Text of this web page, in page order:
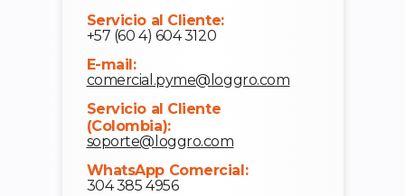
Servicio al Cliente:
+57 (60 4) 604 3120
E-mail:
comercial.pyme@loggro.com
Servicio al Cliente
(Colombia):
soporte@loggro.com
WhatsApp Comercial:
304 385 4956